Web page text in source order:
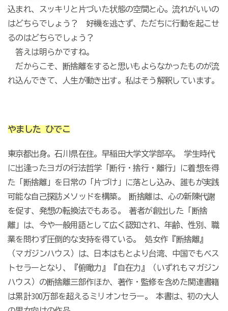
込まれ、スッキリと片づいた状態の空間と心。流れがいいの
はどちらでしょう？ 好機を逃さず、ただちに行動を起こせ
るのはどちらでしょう？
答えは明らかですね。
だからこそ、断捨離をすると思いもよらなかったものが流
れ込んできて、人生が動き出す。私はそう解釈しています。
やました ひでこ
東京都出身。石川県在住。早稲田大学文学部卒。 学生時代
に出逢ったヨガの行法哲学「断行・捨行・離行」に着想を得
た「断捨離」を日常の「片づけ」に落とし込み、誰もが実践
可能な自己探訪メソッドを構築。 断捨離は、心の新陳代謝
を促す、発想の転換法でもある。 著者が創出した「断捨
離」は、今や一般用語として広く認知され、年齢、性別、職
業を問わず圧倒的な支持を得ている。 処女作『断捨離』
（マガジンハウス）は、日本はもとより台湾、中国でもベス
トセラーとなり、『俯瞰力』『自在力』（いずれもマガジン
ハウス）の断捨離三部作ほか、著作・監修を含めた関連書籍
は累計300万部を超えるミリオンセラー。 本書は、初の大人